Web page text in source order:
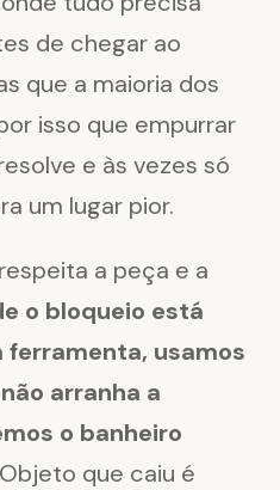
de chegar ao
que a maioria dos
isso que empurrar
e às vezes só
um lugar pior.
a peça e a
o bloqueio está
ferramenta, usamos
arranha a
o banheiro
que caiu é